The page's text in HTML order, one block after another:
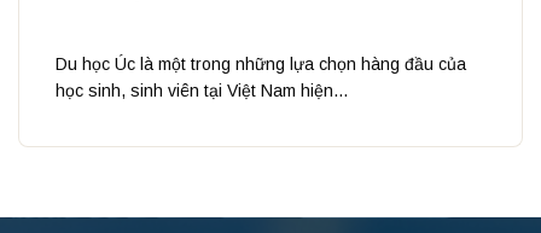
Du học Úc là một trong những lựa chọn hàng đầu của
học sinh, sinh viên tại Việt Nam hiện...